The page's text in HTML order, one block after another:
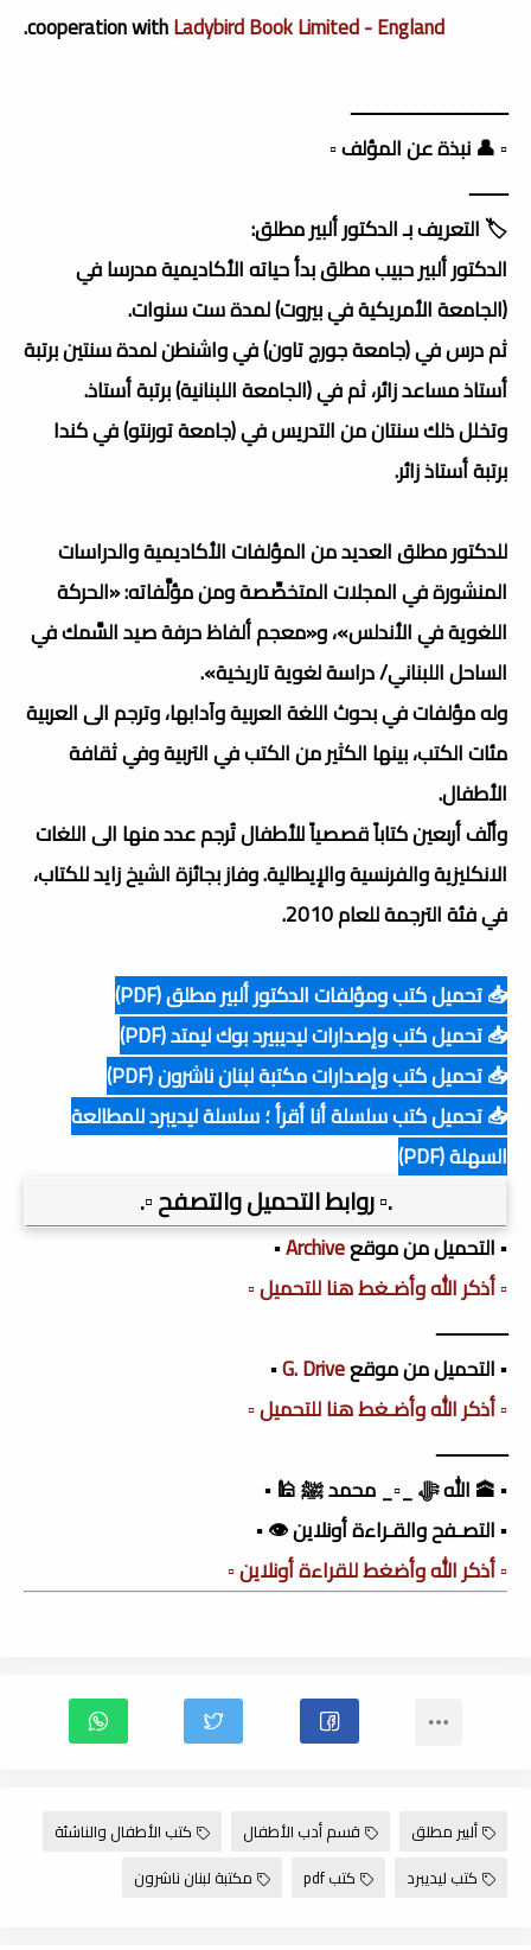
cooperation withLadybird Book Limited - England
.
ـــــــــــــــــــــــــــــــــ
▫️ 👤 نبذة عن المؤلف ▫️
ــــــــ
🏷️ التعريف بـ الدكتور ألبير مطلق:
الدكتور ألبير حبيب مطلق بدأ حياته الأكاديمية مدرسا في
(الجامعة الأمريكية في بيروت) لمدة ست سنوات.
ثم درس في (جامعة جورج تاون) في واشنطن لمدة سنتين برتبة
أستاذ مساعد زائر، ثم في (الجامعة اللبنانية) برتبة أستاذ.
وتخلل ذلك سنتان من التدريس في (جامعة تورنتو) في كندا
برتبة أستاذ زائر.
للدكتور مطلق العديد من المؤلفات الأكاديمية والدراسات
المنشورة في المجلات المتخصِّصة ومن مؤلَّفاته: «الحركة
اللغوية في الأندلس»، و«معجم ألفاظ حرفة صيد السَّمك في
الساحل اللبناني/ دراسة لغوية تاريخية».
وله مؤلفات في بحوث اللغة العربية وآدابها، وترجم الى العربية
مئات الكتب، بينها الكثير من الكتب في التربية وفي ثقافة
الأطفال.
وألّف أربعين كتاباً قصصياً للأطفال تُرجم عدد منها الى اللغات
الانكليزية والفرنسية والإيطالية. وفاز بجائزة الشيخ زايد للكتاب،
في فئة الترجمة للعام 2010.
📥 تحميل كتب ومؤلفات الدكتور ألبير مطلق (PDF)
📥 تحميل كتب وإصدارات ليديبيرد بوك ليمتد (PDF)
📥 تحميل كتب وإصدارات مكتبة لبنان ناشرون (PDF)
📥 تحميل كتب سلسلة أنا أقرأ ؛ سلسلة ليديبرد للمطالعة
السهلة (PDF)
.▫️ روابط التحميل والتصفح ▫️.
▪️ التحميل من موقعArchive
▪️
▫️ أذكر الله وأضـغط هنا للتحميل ▫️
ـــــــــــــــ
▪️ التحميل من موقعG. Drive
▪️
▫️ أذكر الله وأضـغط هنا للتحميل ▫️
ـــــــــــــــ
▪️ 🕋 الله ﷻ _▫️_ محمد ﷺ 🕌 ▪️
▪️ التصـفح والقـراءة أونلاين 👁️ ▪️
▫️ أذكر الله وأضغط للقراءة أونلاين ▫️
ألبير مطلق قسم أدب الأطفال
كتب الأطفال والناشئة
كتب ليديبرد
كتب pdf مكتبة لبنان ناشرون